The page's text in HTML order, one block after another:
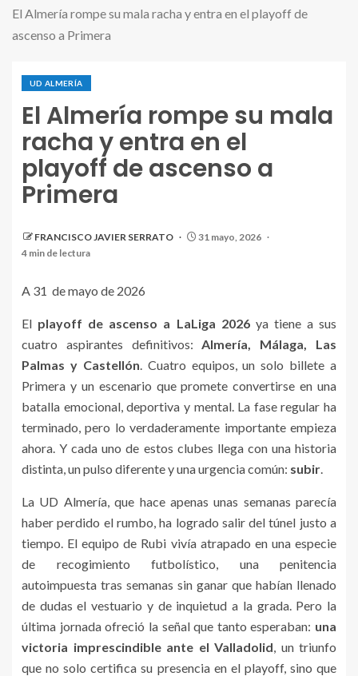
El Almería rompe su mala racha y entra en el playoff de
ascenso a Primera
UD ALMERÍA
El Almería rompe su mala
racha y entra en el
playoff de ascenso a
Primera
FRANCISCO JAVIER SERRATO
31 mayo, 2026
4 min de lectura
A 31 de mayo de 2026
El playoff de ascenso a LaLiga 2026ya tiene a sus
cuatro aspirantes definitivos:Almería, Málaga, Las
Palmas y Castellón. Cuatro equipos, un solo billete a
Primera y un escenario que promete convertirse en una
batalla emocional, deportiva y mental. La fase regular ha
terminado, pero lo verdaderamente importante empieza
ahora. Y cada uno de estos clubes llega con una historia
distinta, un pulso diferente y una urgencia común: subir.
La UD Almería, que hace apenas unas semanas parecía
haber perdido el rumbo, ha logrado salir del túnel justo a
tiempo. El equipo de Rubi vivía atrapado en una especie
de recogimiento futbolístico, una penitencia
autoimpuesta tras semanas sin ganar que habían llenado
de dudas el vestuario y de inquietud a la grada. Pero la
última jornada ofreció la señal que tanto esperaban: una
victoria imprescindible ante el Valladolid, un triunfo
que no solo certifica su presencia en el playoff, sino que